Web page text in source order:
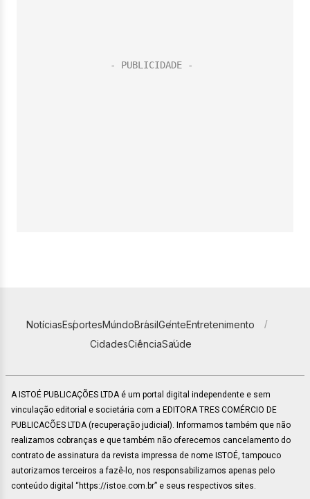
NotíciasEsportesMundoBrasilGenteEntretenimento
CidadesCiênciaSaúde
A ISTOÉ PUBLICAÇÕES LTDA é um portal digital independente e sem
vinculação editorial e societária com a EDITORA TRES COMÉRCIO DE
PUBLICACÕES LTDA (recuperação judicial). Informamos também que não
realizamos cobranças e que também não oferecemos cancelamento do
contrato de assinatura da revista impressa de nome ISTOÉ, tampouco
autorizamos terceiros a fazê-lo, nos responsabilizamos apenas pelo
conteúdo digital “https://istoe.com.br” e seus respectivos sites.